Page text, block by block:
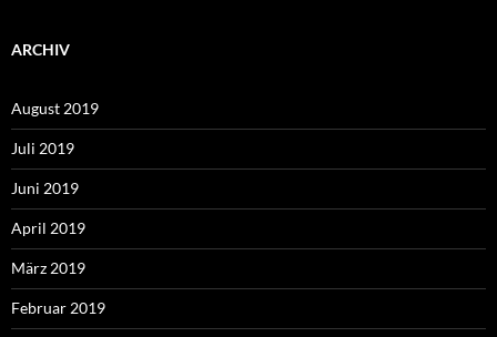
ARCHIV
August 2019
Juli 2019
Juni 2019
April 2019
März 2019
Februar 2019